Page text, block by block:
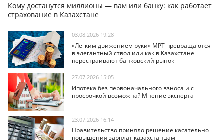
Кому достанутся миллионы — вам или банку: как работает
страхование в Казахстане
03.08.2026 19:28
«Лёгким движением руки» МРТ превращаются
в элегантный ствол или как в Казахстане
перестраивают банковский рынок
27.07.2026 15:05
Ипотека без первоначального взноса и с
просрочкой возможна? Мнение эксперта
23.07.2026 16:14
Правительство приняло решение касательно
повышения зарплат казахстанцам